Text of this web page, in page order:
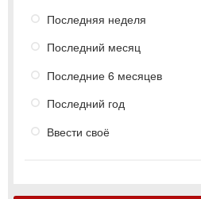
Последняя неделя
Последний месяц
Последние 6 месяцев
Последний год
Ввести своё